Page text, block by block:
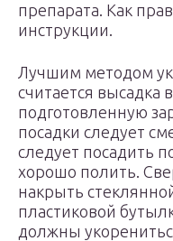
препарата. Как
инструкции.
Лучшим методом
считается высадка
подготовленную
посадки следует
следует посадить
хорошо полить.
накрыть
пластиковой
должны